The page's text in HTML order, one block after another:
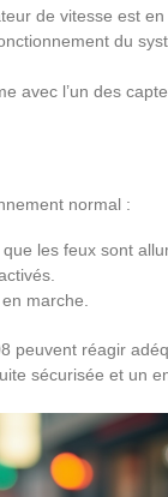
de vitesse est en
du
avec l’un des
normal :
les feux sont
marche.
peuvent réagir
sécurisée et un